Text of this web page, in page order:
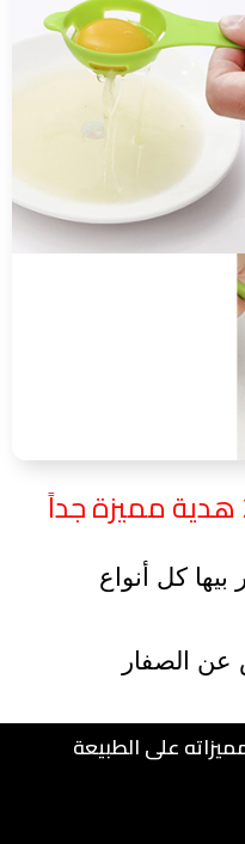
كل أنواع
عن الصفار
على الطبيعة